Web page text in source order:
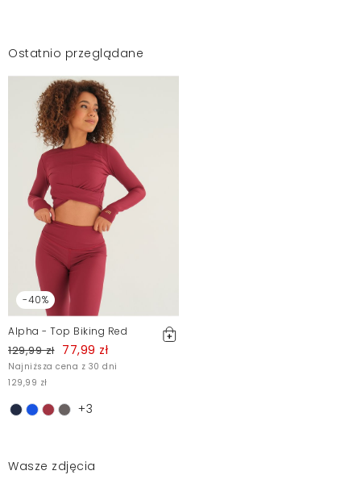
Ostatnio przeglądane
-40%
Alpha - Top Biking Red
129,99 zł 77,99 zł
Najniższa cena z 30 dni
129,99 zł
+3
Wasze zdjęcia